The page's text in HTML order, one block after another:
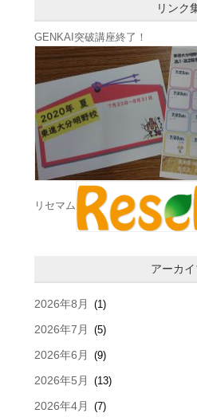
リンク
GENKAI突破講座終了！
リセマム
アーカ
2026年8月 (1)
2026年7月 (5)
2026年6月 (9)
2026年5月 (13)
2026年4月 (7)